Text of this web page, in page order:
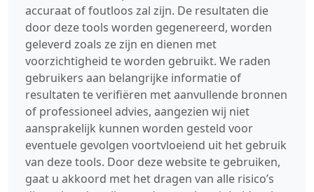
accuraat of foutloos zal zijn. De resultaten die
door deze tools worden gegenereerd, worden
geleverd zoals ze zijn en dienen met
voorzichtigheid te worden gebruikt. We raden
gebruikers aan belangrijke informatie of
resultaten te verifiëren met aanvullende bronnen
of professioneel advies, aangezien wij niet
aansprakelijk kunnen worden gesteld voor
eventuele gevolgen voortvloeiend uit het gebruik
van deze tools. Door deze website te gebruiken,
gaat u akkoord met het dragen van alle risico’s